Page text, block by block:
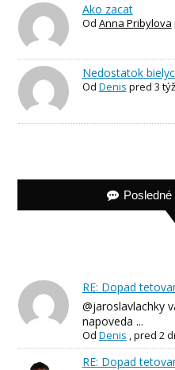
Ako zacat
Od Anna Pribylova
Nedostatok
Od Denis pred 3
RE: Dopad
@jaroslavlachky
napoveda ...
Od Denis ,pred 2
RE: Dopad